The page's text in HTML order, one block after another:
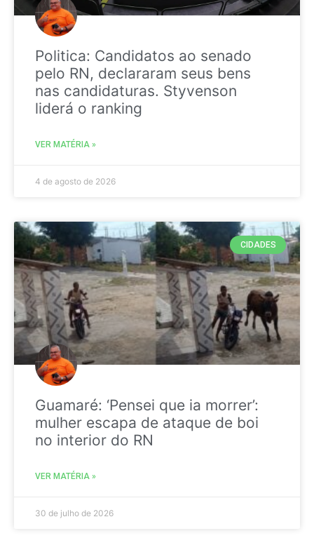
Politica: Candidatos ao senado
pelo RN, declararam seus bens
nas candidaturas. Styvenson
liderá o ranking
VER MATÉRIA »
4 de agosto de 2026
CIDADES
Guamaré: ‘Pensei que ia morrer’:
mulher escapa de ataque de boi
no interior do RN
VER MATÉRIA »
30 de julho de 2026